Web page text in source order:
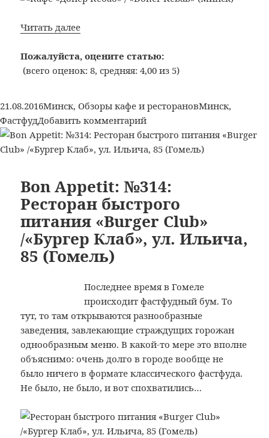
Читать далееBon
№321:
Кафе
/
«Döner
Kebab»
(Минск)
Пожалуйста, оцените статью:
(всего оценок: 8, средняя: 4,00 из 5)
Опубликовано
21.08.2016Рубрики
Минск, Обзоры кафе и ресторановМетки
Минск,
ФастфудДобавить комментарийк
записи
Bon
Кафе
«Донер
Кебаб»
«Döner
Bon Appetit: №314:
Ресторан быстрого
питания «Burger Club»
/«Бургер Клаб», ул. Ильича,
85 (Гомель)
Последнее время в Гомеле
происходит фастфудный бум. То
тут, то там открываются разнообразные
заведения, завлекающие страждущих горожан
однообразным меню. В какой-то мере это вполне
объяснимо: очень долго в городе вообще не
было ничего в формате классического фастфуда.
Не было, не было, и вот спохватились…